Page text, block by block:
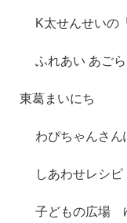
K太せんせいの
ふれあい あごら
東葛まいにち
わぴちゃんさん
しあわせレシピ
子どもの広場